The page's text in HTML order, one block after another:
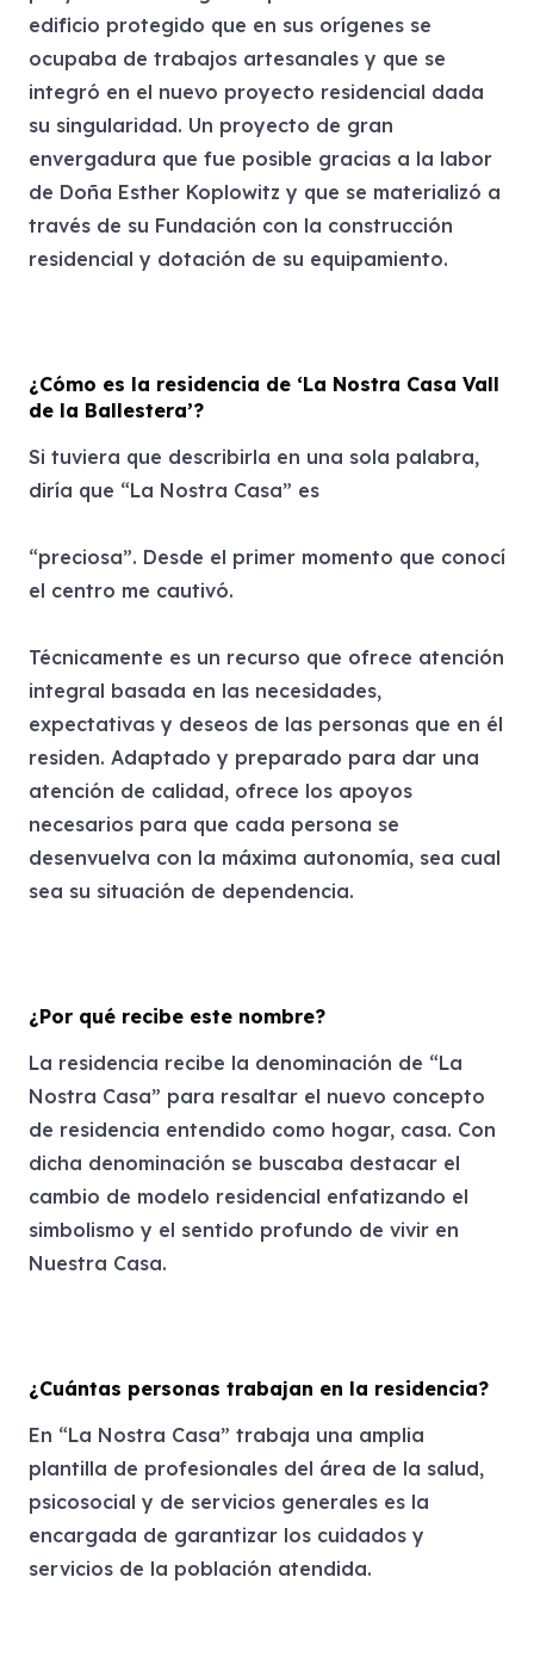
edificio protegido que en sus orígenes se
ocupaba de trabajos artesanales y que se
integró en el nuevo proyecto residencial dada
su singularidad. Un proyecto de gran
envergadura que fue posible gracias a la labor
de Doña Esther Koplowitz y que se materializó a
través de su Fundación con la construcción
residencial y dotación de su equipamiento.
¿Cómo es la residencia de ‘La Nostra Casa Vall
de la Ballestera’?
Si tuviera que describirla en una sola palabra,
diría que “La Nostra Casa” es
“preciosa”. Desde el primer momento que conocí
el centro me cautivó.
Técnicamente es un recurso que ofrece atención
integral basada en las necesidades,
expectativas y deseos de las personas que en él
residen. Adaptado y preparado para dar una
atención de calidad, ofrece los apoyos
necesarios para que cada persona se
desenvuelva con la máxima autonomía, sea cual
sea su situación de dependencia.
¿Por qué recibe este nombre?
La residencia recibe la denominación de “La
Nostra Casa” para resaltar el nuevo concepto
de residencia entendido como hogar, casa. Con
dicha denominación se buscaba destacar el
cambio de modelo residencial enfatizando el
simbolismo y el sentido profundo de vivir en
Nuestra Casa.
¿Cuántas personas trabajan en la residencia?
En “La Nostra Casa” trabaja una amplia
plantilla de profesionales del área de la salud,
psicosocial y de servicios generales es la
encargada de garantizar los cuidados y
servicios de la población atendida.